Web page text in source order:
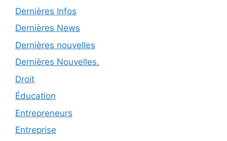
Dernières Infos
Dernières News
Dernières nouvelles
Dernières Nouvelles.
Droit
Éducation
Entrepreneurs
Entreprise